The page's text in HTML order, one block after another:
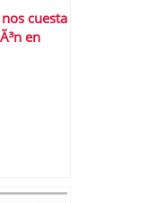
nos cuesta
en